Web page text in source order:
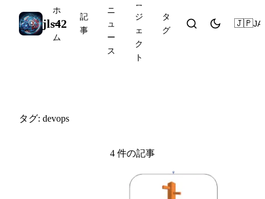
jls42
ホ
ー
ム
記
事
ニ
ュ
ー
ス
ロ
ジ
ェ
ク
ト
タ
グ
🇯🇵JA
タグ: devops
4 件の記事